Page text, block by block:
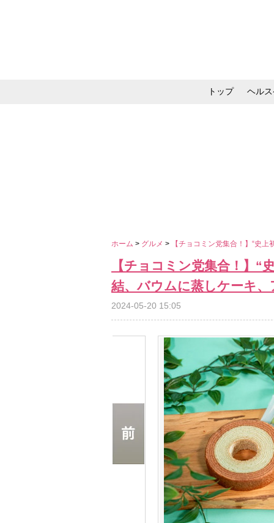
トップ ヘル
ホーム > グルメ > 【チョコミン党集合！】“史
【チョコミン党集合！】“
結、バウムに蒸しケーキ
2024-05-20 15:05